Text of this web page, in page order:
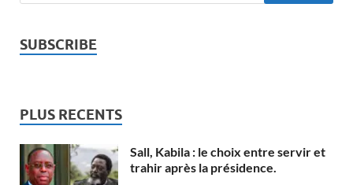
SUBSCRIBE
PLUS RECENTS
Sall, Kabila : le choix entre servir et
trahir après la présidence.